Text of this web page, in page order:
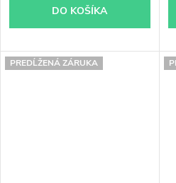
DO KOŠÍKA
PREDĹŽENÁ ZÁRUKA